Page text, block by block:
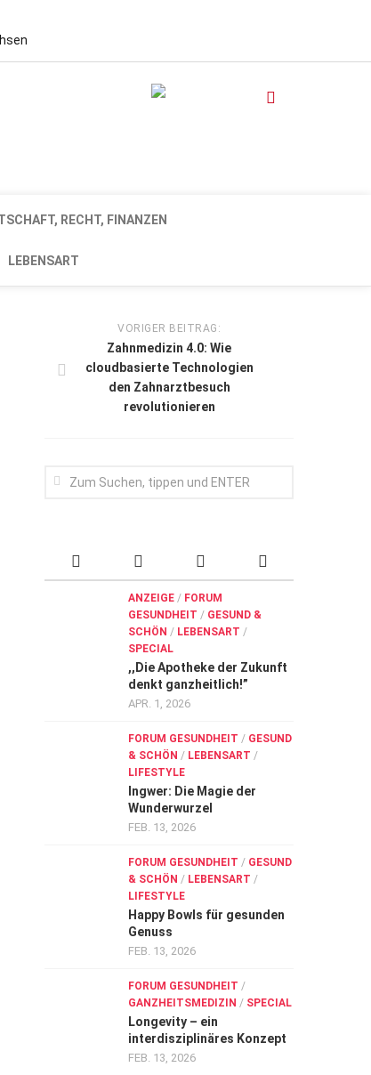
RECHT, FINANZEN
LEBENSART
VORIGER BEITRAG:
Zahnmedizin 4.0: Wie
cloudbasierte Technologien
den Zahnarztbesuch
revolutionieren
ANZEIGE / FORUM
GESUNDHEIT / GESUND &
SCHÖN / LEBENSART /
SPECIAL
,,Die Apotheke der Zukunft
denkt ganzheitlich!”
APR. 1, 2026
FORUM GESUNDHEIT / GESUND
& SCHÖN / LEBENSART /
LIFESTYLE
Ingwer: Die Magie der
Wunderwurzel
FEB. 13, 2026
FORUM GESUNDHEIT / GESUND
& SCHÖN / LEBENSART /
LIFESTYLE
Happy Bowls für gesunden
Genuss
FEB. 13, 2026
FORUM GESUNDHEIT /
GANZHEITSMEDIZIN / SPECIAL
Longevity – ein
interdisziplinäres Konzept
FEB. 13, 2026